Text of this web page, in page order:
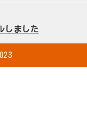
しました
ーアルし...